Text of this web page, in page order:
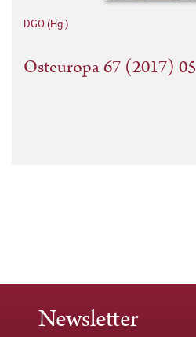
DGO (Hg.)
Osteuropa 67 (2017) 05
Newsletter